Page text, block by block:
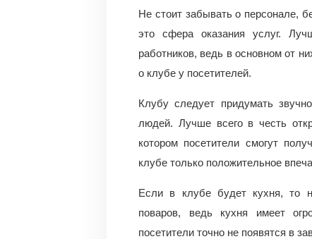
Не стоит забывать о персонале,
это сфера оказания услуг.
работников, ведь в основном от
о клубе у посетителей.
Клубу следует придумать
людей. Лучше всего в честь
котором посетители смогут
клубе только положительное
Если в клубе будет кухня, то
поваров, ведь кухня имеет
посетители точно не появятся в